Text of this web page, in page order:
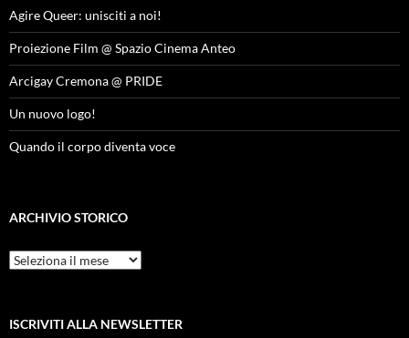
Agire Queer: unisciti a noi!
Proiezione Film @ Spazio Cinema Anteo
Arcigay Cremona @ PRIDE
Un nuovo logo!
Quando il corpo diventa voce
ARCHIVIO STORICO
Archivio
Storico
ISCRIVITI ALLA NEWSLETTER